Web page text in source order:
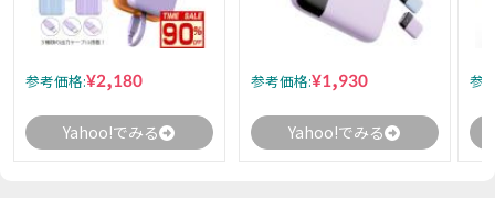
参考価格:¥2,180
Yahoo!でみる
参考価格:¥1,930
Yahoo!でみる
参